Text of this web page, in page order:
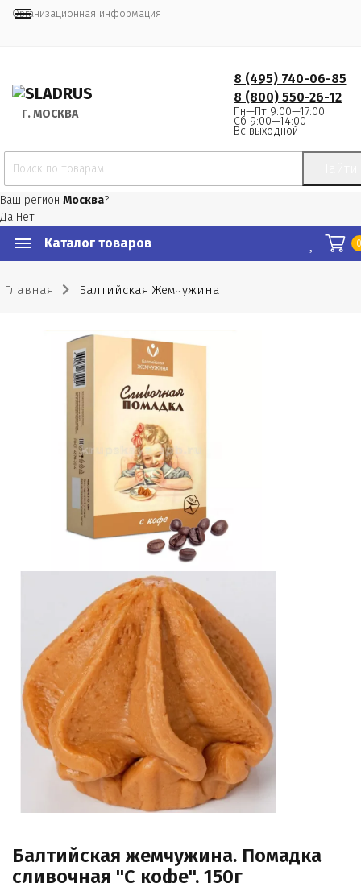
Организационная информация
Г. МОСКВА
8 (495) 740-06-85
8 (800) 550-26-12
Пн—Пт 9:00—17:00
Сб 9:00—14:00
Вс выходной
Ваш регион Москва?
Да Нет
Каталог товаров
Главная Балтийская Жемчужина
Балтийская жемчужина. Помадка
сливочная "С кофе", 150г